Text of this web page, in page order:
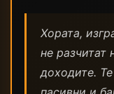
Хората,
не разчитат
доходите.